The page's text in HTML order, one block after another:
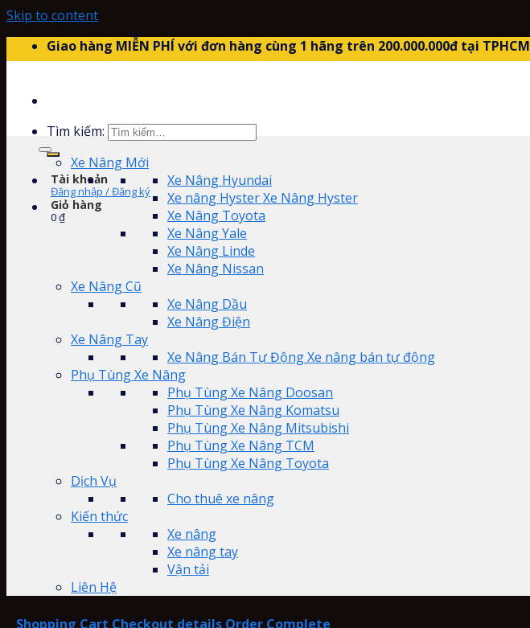
Skip to content
Giao hàng MIỄN PHÍ với đơn hàng cùng 1 hãng trên 200.000.000đ tại TPHCM
Tìm kiếm:
Tài khoản
Đăng nhập / Đăng ký
Giỏ hàng
0₫
Xe Nâng Mới
Xe Nâng Hyundai
Xe nâng Hyster Xe Nâng Hyster
Xe Nâng Toyota
Xe Nâng Yale
Xe Nâng Linde
Xe Nâng Nissan
Xe Nâng Cũ
Xe Nâng Dầu
Xe Nâng Điện
Xe Nâng Tay
Xe Nâng Bán Tự Động Xe nâng bán tự động
Phụ Tùng Xe Nâng
Phụ Tùng Xe Nâng Doosan
Phụ Tùng Xe Nâng Komatsu
Phụ Tùng Xe Nâng Mitsubishi
Phụ Tùng Xe Nâng TCM
Phụ Tùng Xe Nâng Toyota
Dịch Vụ
Cho thuê xe nâng
Kiến thức
Xe nâng
Xe nâng tay
Vận tải
Liên Hệ
Shopping Cart Checkout details Order Complete